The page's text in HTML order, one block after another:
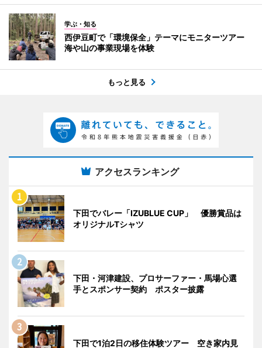
学ぶ・知る
西伊豆町で「環境保全」テーマにモニターツアー
海や山の事業現場を体験
もっと見る
アクセスランキング
下田でバレー「IZUBLUE CUP」 優勝賞品は
オリジナルTシャツ
下田・河津建設、プロサーファー・馬場心選
手とスポンサー契約 ポスター披露
下田で1泊2日の移住体験ツアー 空き家内見